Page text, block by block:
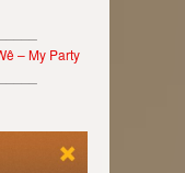
– My Party